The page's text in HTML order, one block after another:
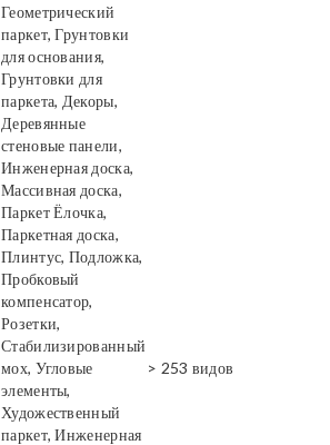
Геометрический
паркет, Грунтовки
для основания,
Грунтовки для
паркета, Декоры,
Деревянные
стеновые панели,
Инженерная доска,
Массивная доска,
Паркет Ёлочка,
Паркетная доска,
Плинтус, Подложка,
Пробковый
компенсатор,
Розетки,
Стабилизированный
мох, Угловые
элементы,
Художественный
паркет, Инженерная
> 253 видов